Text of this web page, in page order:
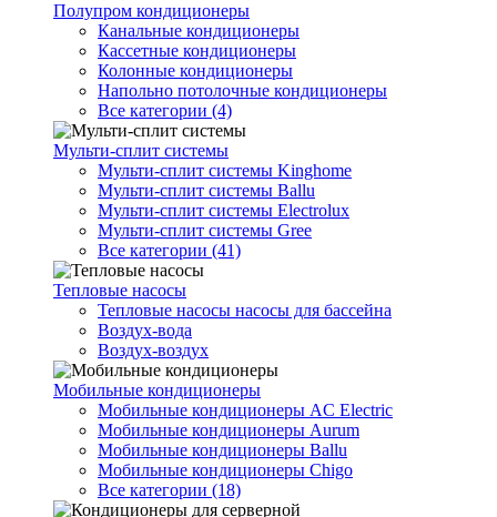
Полупром кондиционеры
Канальные кондиционеры
Кассетные кондиционеры
Колонные кондиционеры
Напольно потолочные кондиционеры
Все категории (4)
Мульти-сплит системы
Мульти-сплит системы Kinghome
Мульти-сплит системы Ballu
Мульти-сплит системы Electrolux
Мульти-сплит системы Gree
Все категории (41)
Тепловые насосы
Тепловые насосы насосы для бассейна
Воздух-вода
Воздух-воздух
Мобильные кондиционеры
Мобильные кондиционеры AC Electric
Мобильные кондиционеры Aurum
Мобильные кондиционеры Ballu
Мобильные кондиционеры Chigo
Все категории (18)